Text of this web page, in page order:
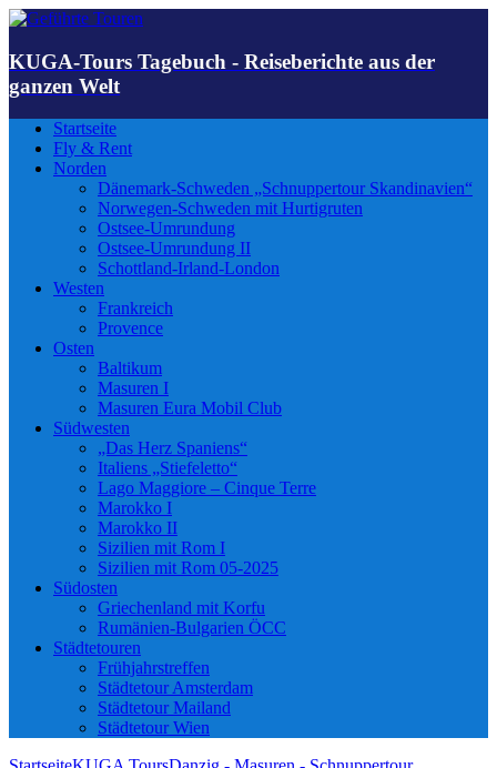
KUGA-Tours Tagebuch - Reiseberichte aus der
ganzen Welt
Startseite
Fly & Rent
Norden
Dänemark-Schweden „Schnuppertour Skandinavien“
Norwegen-Schweden mit Hurtigruten
Ostsee-Umrundung
Ostsee-Umrundung II
Schottland-Irland-London
Westen
Frankreich
Provence
Osten
Baltikum
Masuren I
Masuren Eura Mobil Club
Südwesten
„Das Herz Spaniens“
Italiens „Stiefeletto“
Lago Maggiore – Cinque Terre
Marokko I
Marokko II
Sizilien mit Rom I
Sizilien mit Rom 05-2025
Südosten
Griechenland mit Korfu
Rumänien-Bulgarien ÖCC
Städtetouren
Frühjahrstreffen
Städtetour Amsterdam
Städtetour Mailand
Städtetour Wien